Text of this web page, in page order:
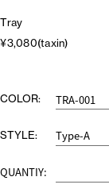
Tray
¥3,080(taxin)
COLOR:
STYLE:
QUANTIY: